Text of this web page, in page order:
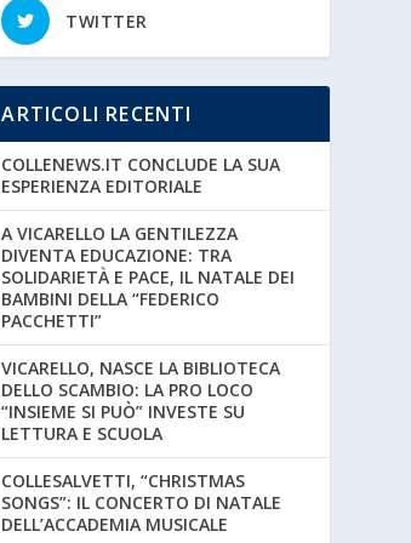
TWITTER
ARTICOLI RECENTI
COLLENEWS.IT CONCLUDE LA SUA
ESPERIENZA EDITORIALE
A VICARELLO LA GENTILEZZA
DIVENTA EDUCAZIONE: TRA
SOLIDARIETÀ E PACE, IL NATALE DEI
BAMBINI DELLA “FEDERICO
PACCHETTI”
VICARELLO, NASCE LA BIBLIOTECA
DELLO SCAMBIO: LA PRO LOCO
“INSIEME SI PUÒ” INVESTE SU
LETTURA E SCUOLA
COLLESALVETTI, “CHRISTMAS
SONGS”: IL CONCERTO DI NATALE
DELL’ACCADEMIA MUSICALE